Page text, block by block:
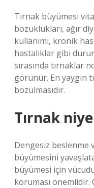
Tırnak büyümesi
bozuklukları, ağır
kullanımı, kronik
hastalıklar gibi
sırasında tırnaklar
görünür. En yaygın
bozulmasıdır.
Tırnak
Dengesiz beslenme
büyümesini
büyümesi için
koruması önemlidir.